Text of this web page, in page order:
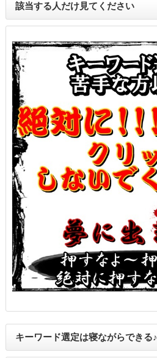
該当する人だけ見てください
キーワード選定は寝ながらできる♪